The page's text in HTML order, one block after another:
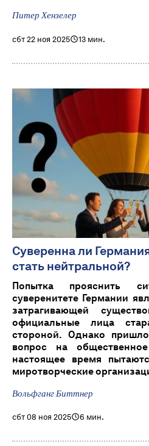
Питер Хензелер
сбт 22 ноя 2025 13 мин.
Суверенна ли
стать нейтральной?
Попытка прояснить
суверенитете Германии
затрагивающей
официальные лица
стороной. Однако
вопрос на
настоящее время
миротворческие
Вольфганг Биттнер
сбт 08 ноя 2025 6 мин.